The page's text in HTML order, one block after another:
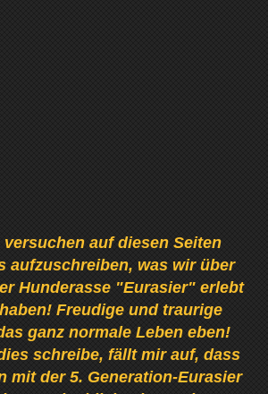
auf diesen Seiten
aufzuschreiben, was wir über
Hunderasse "Eurasier" erlebt
Freudige und traurige
ganz normale Leben eben!
schreibe, fällt mir auf, dass
mit der 5. Generation-Eurasier